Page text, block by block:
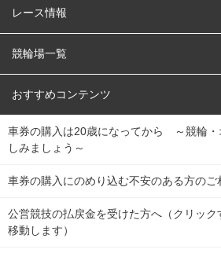
競輪
オートレース
競輪くじ
Dokanto!
チャリロトプラザ
レース情報
レース予想
レース結果
キャリーオーバー一覧
競輪場一覧
北日本 函館競輪場
関
東
弥彦競輪場 前橋競輪場 取手競
関
東
小田原競輪場
おすすめコンテンツ
競輪選手情報
Perfecta Navi
netkeirin
車券の購入は20歳になってから ～競輪・
しみましょう～
車券の購入にのめり込む不安のある方のご
公営競技の払戻金を受けた方へ（クリッ
移動します）